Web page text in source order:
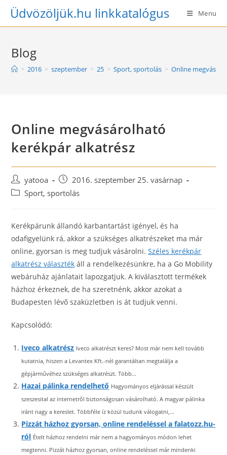
SkipÜdvözöljük.hu linkkatalógus Menu
Blog
> 2016 > szeptember > 25 > Sport, sportolás > Online
Online megvásárolható
kerékpár alkatrész
Post
author:
yatooa
Post
published:
2016. szeptember 25. vasárnap
PostSport, sportolás
Kerékpárunk állandó karbantartást igényel, és ha
odafigyelünk rá, akkor a szükséges alkatrészeket ma már
online, gyorsan is meg tudjuk vásárolni.Széles kerékpár
alkatrész választék áll a rendelkezésünkre, ha a Go Mobility
webáruház ajánlatait lapozgatjuk. A kiválasztott termékek
házhoz érkeznek, de ha szeretnénk, akkor azokat a
Budapesten lévő szaküzletben is át tudjuk venni.
Kapcsolódó:
Iveco alkatrész Iveco alkatrészt keres? Most már nem kell tovább
kutatnia, hiszen a Levantex Kft.-nél garantáltan megtalálja a
gépjárművéhez szükséges alkatrészt. Több...
Hazai pálinka rendelhető Hagyományos eljárással készült
szeszesital az internetről biztonságosan vásárolható. A magyar pálinka
iránt nagy a kereslet. Többféle íz közül tudunk válogatni,...
Pizzát házhoz gyorsan, online rendeléssel a falatozz.hu-
ról Ételt házhoz rendelni már nem a hagyományos módon lehet
megtenni. Pizzát házhoz gyorsan, online rendeléssel már mindenki